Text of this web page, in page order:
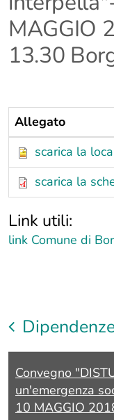
MAGGIO
13.30
Allegato
scarica la
scarica la
Link utili:
link Comune di
Convegno
un'emergenza
10 MAGGIO